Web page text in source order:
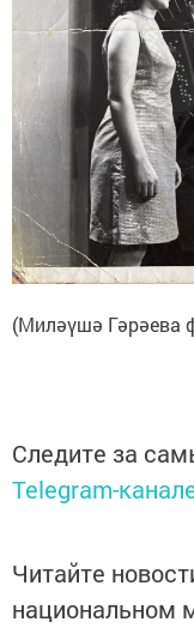
(Миләүшә Гәрәева
Следите за
Telegram-
Читайте
национальном